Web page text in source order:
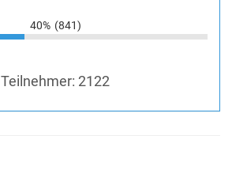
40% (841)
Teilnehmer: 2122